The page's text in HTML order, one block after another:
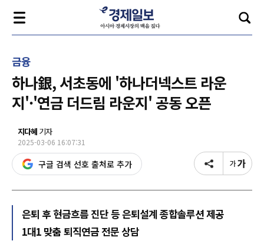
금융
하나銀, 서초동에 '하나더넥스트 라운
지'·'연금 더드림 라운지' 공동 오픈
지다혜 기자
2025-03-06 16:07:31
구글 검색 선호 출처로 추가
은퇴 후 현금흐름 진단 등 은퇴설계 종합솔루션 제공
1대1 맞춤 퇴직연금 전문 상담